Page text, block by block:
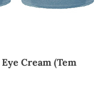
Cream (Tem